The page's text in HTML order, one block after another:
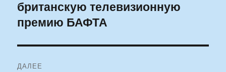
записям
запись:
британскую телевизионную
премию БАФТА
ДАЛЕЕ